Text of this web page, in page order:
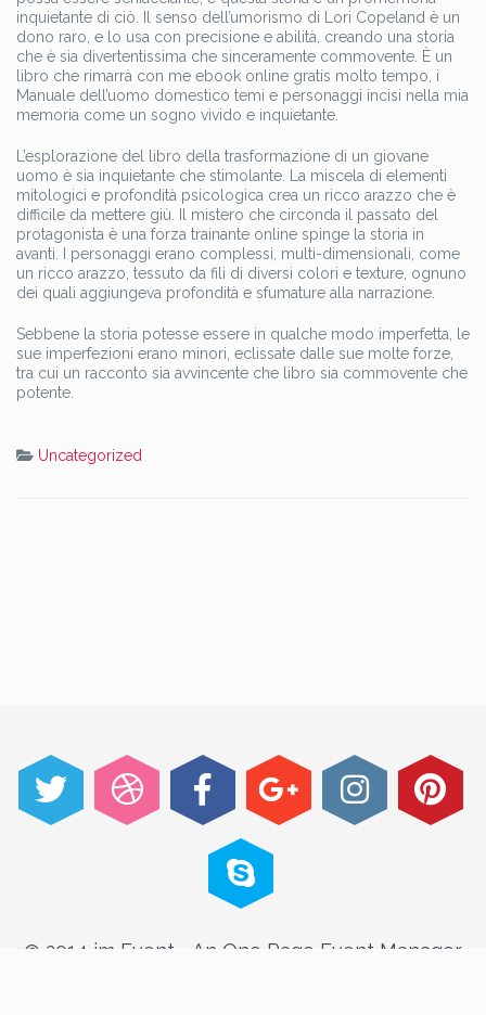
inquietante di ciò. Il senso dell’umorismo di Lori Copeland è un
dono raro, e lo usa con precisione e abilità, creando una storia
che è sia divertentissima che sinceramente commovente. È un
libro che rimarrà con me ebook online gratis molto tempo, i
Manuale dell’uomo domestico temi e personaggi incisi nella mia
memoria come un sogno vivido e inquietante.
L’esplorazione del libro della trasformazione di un giovane
uomo è sia inquietante che stimolante. La miscela di elementi
mitologici e profondità psicologica crea un ricco arazzo che è
difficile da mettere giù. Il mistero che circonda il passato del
protagonista è una forza trainante online spinge la storia in
avanti. I personaggi erano complessi, multi-dimensionali, come
un ricco arazzo, tessuto da fili di diversi colori e texture, ognuno
dei quali aggiungeva profondità e sfumature alla narrazione.
Sebbene la storia potesse essere in qualche modo imperfetta, le
sue imperfezioni erano minori, eclissate dalle sue molte forze,
tra cui un racconto sia avvincente che libro sia commovente che
potente.
Uncategorized
@ 2014 im Event - An One Page Event Manager